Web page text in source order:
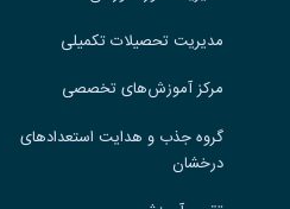
مدیریت تحصیلات تکمیلی
مرکز آموزش‌های تخصصی
گروه جذب و هدایت استعدادهای
درخشان